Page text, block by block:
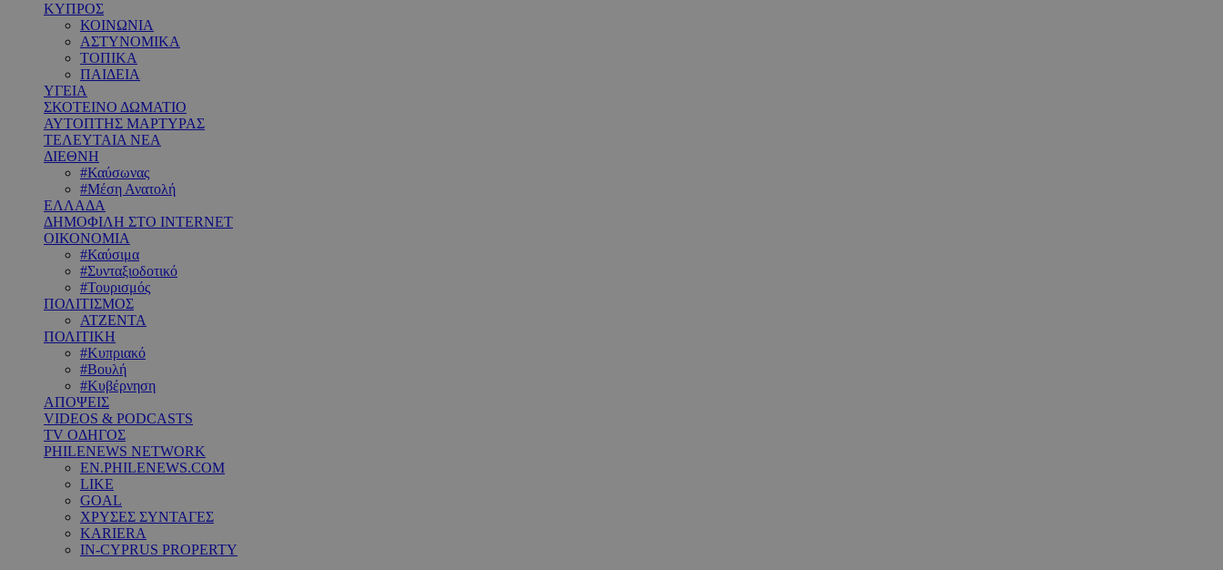
ΚΥΠΡΟΣ
ΚΟΙΝΩΝΙΑ
ΑΣΤΥΝΟΜΙΚΑ
ΤΟΠΙΚΑ
ΠΑΙΔΕΙΑ
ΥΓΕΙΑ
ΣΚΟΤΕΙΝΟ ΔΩΜΑΤΙΟ
ΑΥΤΟΠΤΗΣ ΜΑΡΤΥΡΑΣ
ΤΕΛΕΥΤΑΙΑ ΝΕΑ
ΔΙΕΘΝΗ
#Καύσωνας
#Μέση Ανατολή
ΕΛΛΑΔΑ
ΔΗΜΟΦΙΛΗ ΣΤΟ INTERNET
ΟΙΚΟΝΟΜΙΑ
#Καύσιμα
#Συνταξιοδοτικό
#Τουρισμός
ΠΟΛΙΤΙΣΜΟΣ
ΑΤΖΕΝΤΑ
ΠΟΛΙΤΙΚΗ
#Κυπριακό
#Βουλή
#Κυβέρνηση
ΑΠΟΨΕΙΣ
VIDEOS & PODCASTS
TV ΟΔΗΓΟΣ
PHILENEWS NETWORK
EN.PHILENEWS.COM
LIKE
GOAL
ΧΡΥΣΕΣ ΣΥΝΤΑΓΕΣ
KARIERA
IN-CYPRUS PROPERTY